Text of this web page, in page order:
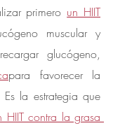
primero un HIIT
muscular y
glucógeno,
para favorecer la
la estrategia que
HIIT contra la grasa